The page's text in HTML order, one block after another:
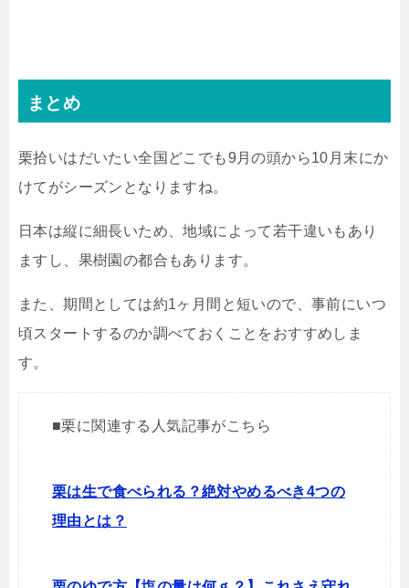
まとめ
栗拾いはだいたい全国どこでも9月の頭から10月末にか
けてがシーズンとなりますね。
日本は縦に細長いため、地域によって若干違いもあり
ますし、果樹園の都合もあります。
また、期間としては約1ヶ月間と短いので、事前にいつ
頃スタートするのか調べておくことをおすすめしま
す。
■栗に関連する人気記事がこちら
栗は生で食べられる？絶対やめるべき4つの
理由とは？